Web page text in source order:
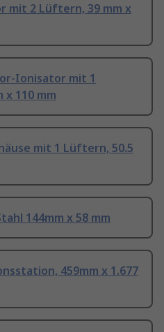
mit 2 Lüftern, 39 mm x
Ionisator mit 1
x 110 mm
mit 1 Lüftern, 50.5
144mm x 58 mm
459mm x 1.677